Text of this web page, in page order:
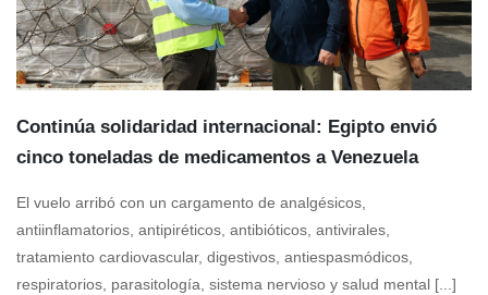
Continúa solidaridad internacional: Egipto envió
cinco toneladas de medicamentos a Venezuela
El vuelo arribó con un cargamento de analgésicos,
antiinflamatorios, antipiréticos, antibióticos, antivirales,
tratamiento cardiovascular, digestivos, antiespasmódicos,
respiratorios, parasitología, sistema nervioso y salud mental [...]